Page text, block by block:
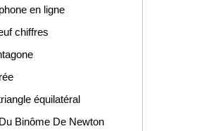
en ligne
chiffres
équilatéral
Binôme De Newton